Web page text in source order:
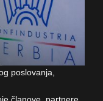
poslovanja,
članove, partnere,